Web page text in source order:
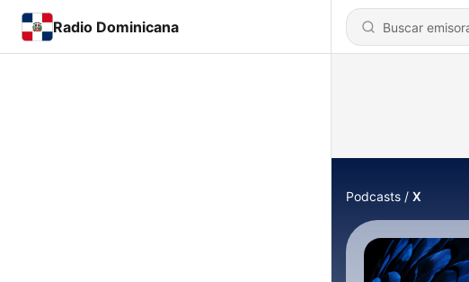
Radio Dominicana
Podcasts X